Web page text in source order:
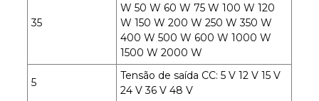
35
W 50 W 60 W 75 W 100 W 120
W 150 W 200 W 250 W 350 W
400 W 500 W 600 W 1000 W
1500 W 2000 W
5
Tensão de saída CC: 5 V 12 V 15 V
24 V 36 V 48 V